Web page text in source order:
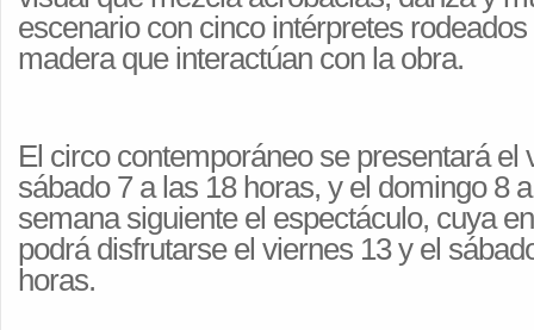
escenario con cinco intérpretes
madera que interactúan con la obra.
El circo contemporáneo se presentará el
sábado 7 a las 18 horas, y el domingo 8
semana siguiente el espectáculo, cuya
podrá disfrutarse el viernes 13 y el
horas.